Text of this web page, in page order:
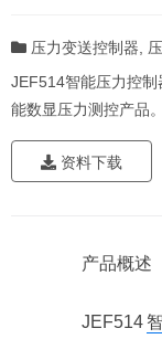
压力变送控制器
JEF514智能压力控
能数显压力测控产品。
资料下载
产品概述
JEF514